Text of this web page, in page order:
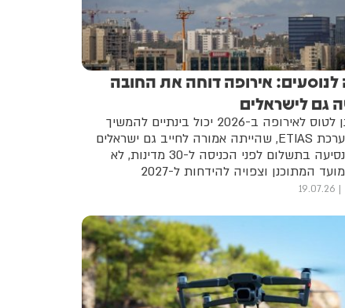
לנוסעים: אירופה דוחה את החובה
גם לישראלים
מי שתכנן לטוס לאירופה ב-2026 יכול בינתיים להמשיך
כרגיל: מערכת ETIAS, שהייתה אמורה לחייב גם ישראלים
באישור נסיעה בתשלום לפני הכניסה ל-30 מדינות, לא
המתוכנן וצפויה להידחות ל-2027
19.07.26